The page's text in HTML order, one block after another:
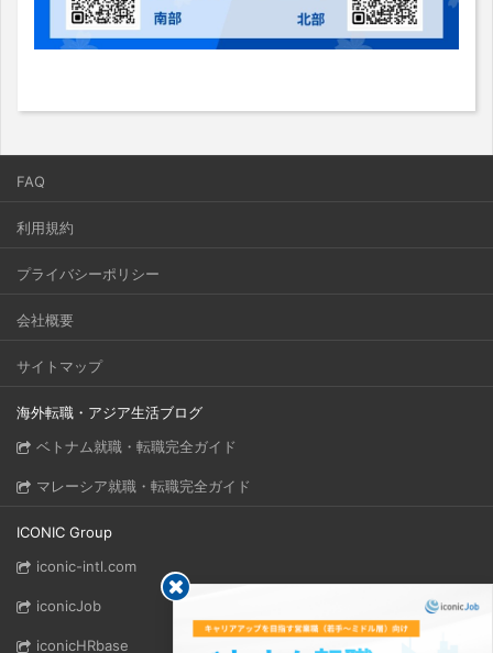
FAQ
利用規約
プライバシーポリシー
会社概要
サイトマップ
海外転職・アジア生活ブログ
ベトナム就職・転職完全ガイド
マレーシア就職・転職完全ガイド
ICONIC Group
iconic-intl.com
iconicJob
iconicHRbase